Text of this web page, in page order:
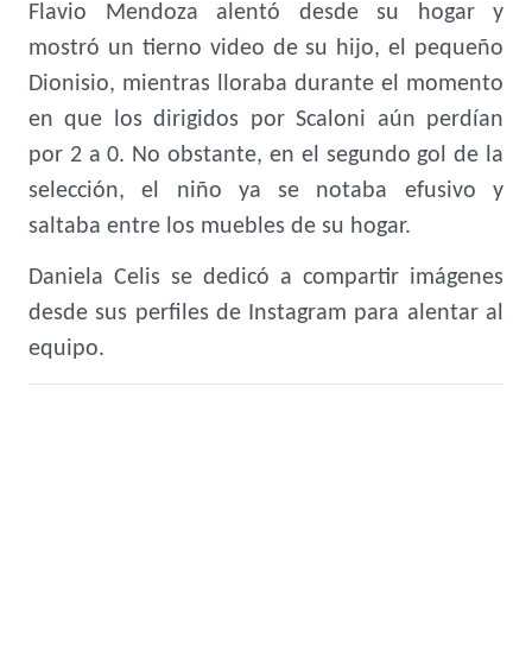
Flavio Mendoza alentó desde su hogar y
mostró un tierno video de su hijo, el pequeño
Dionisio, mientras lloraba durante el momento
en que los dirigidos por Scaloni aún perdían
por 2 a 0. No obstante, en el segundo gol de la
selección, el niño ya se notaba efusivo y
saltaba entre los muebles de su hogar.
Daniela Celis se dedicó a compartir imágenes
desde sus perfiles de Instagram para alentar al
equipo.